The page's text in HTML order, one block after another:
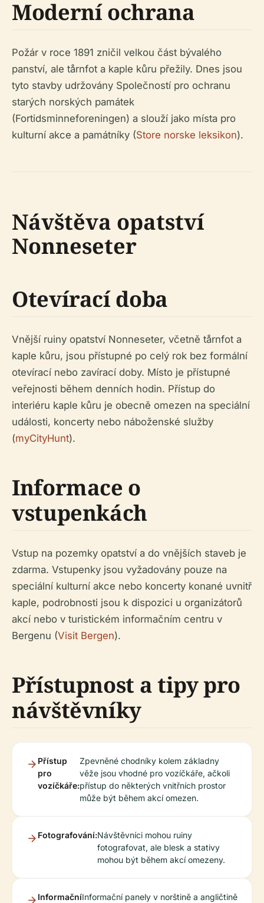
Moderní ochrana
Požár v roce 1891 zničil velkou část bývalého
panství, ale tårnfot a kaple kůru přežily. Dnes jsou
tyto stavby udržovány Společností pro ochranu
starých norských památek
(Fortidsminneforeningen) a slouží jako místa pro
kulturní akce a památníky (Store norske leksikon).
Návštěva opatství
Nonneseter
Otevírací doba
Vnější ruiny opatství Nonneseter, včetně tårnfot a
kaple kůru, jsou přístupné po celý rok bez formální
otevírací nebo zavírací doby. Místo je přístupné
veřejnosti během denních hodin. Přístup do
interiéru kaple kůru je obecně omezen na speciální
události, koncerty nebo náboženské služby
(myCityHunt).
Informace o
vstupenkách
Vstup na pozemky opatství a do vnějších staveb je
zdarma. Vstupenky jsou vyžadovány pouze na
speciální kulturní akce nebo koncerty konané uvnitř
kaple, podrobnosti jsou k dispozici u organizátorů
akcí nebo v turistickém informačním centru v
Bergenu (Visit Bergen).
Přístupnost a tipy pro
návštěvníky
Přístup
pro
vozíčkáře:
Zpevněné chodníky kolem základny
věže jsou vhodné pro vozíčkáře, ačkoli
přístup do některých vnitřních prostor
může být během akcí omezen.
Fotografování:Návštěvníci mohou ruiny
fotografovat, ale blesk a stativy
mohou být během akcí omezeny.
InformačníInformační panely v norštině a angličtině